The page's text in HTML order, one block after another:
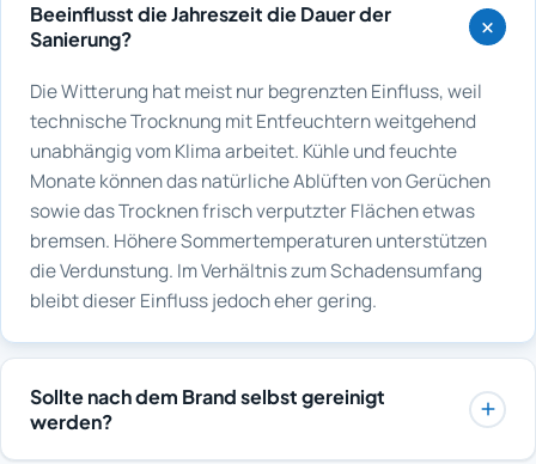
Beeinflusst die Jahreszeit die Dauer der
Sanierung?
Die Witterung hat meist nur begrenzten Einfluss, weil
technische Trocknung mit Entfeuchtern weitgehend
unabhängig vom Klima arbeitet. Kühle und feuchte
Monate können das natürliche Ablüften von Gerüchen
sowie das Trocknen frisch verputzter Flächen etwas
bremsen. Höhere Sommertemperaturen unterstützen
die Verdunstung. Im Verhältnis zum Schadensumfang
bleibt dieser Einfluss jedoch eher gering.
Sollte nach dem Brand selbst gereinigt
werden?